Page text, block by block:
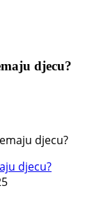
djecu?
djecu?